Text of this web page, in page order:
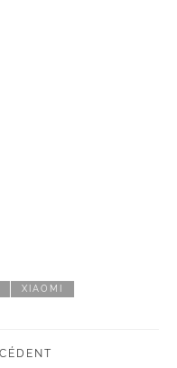
XIAOMI